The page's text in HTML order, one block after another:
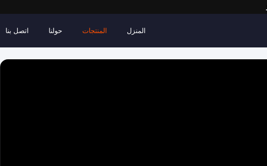
المنزل المنتجات حولنا اتصل بنا